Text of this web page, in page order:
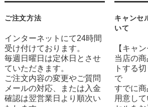
ご注文方法
インターネットにて24時間
受け付けております。
毎週日曜日は定休日とさせ
ていただきます。
ご注文内容の変更やご質問
メールの対応、または入金
確認は翌営業日より順次い
キャンセ
いて
【キャン
当店の
トする
で
すでに
用意し